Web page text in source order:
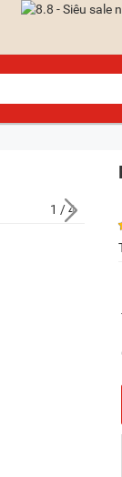
1 / 4